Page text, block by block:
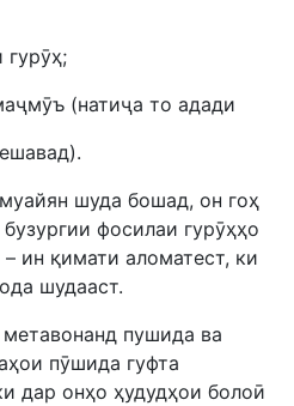
(натиҷа то адади
шуда бошад, он гоҳ
фосилаи гурӯҳҳо
ин қимати аломатест, ки
шудааст.
пушида ва
пӯшида гуфта
дар онҳо ҳудудҳои болоӣ